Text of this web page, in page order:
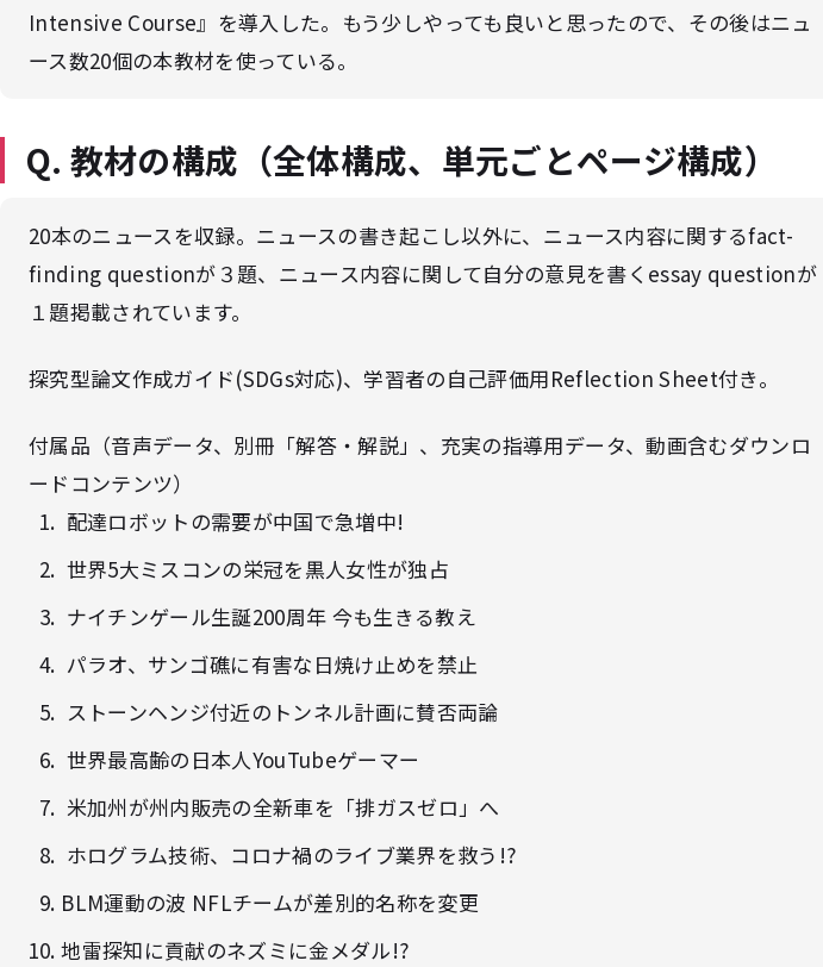
Intensive Course』を導入した。もう少しやっても良いと思ったので、その後はニュ
ース数20個の本教材を使っている。
Q. 教材の構成（全体構成、単元ごとページ構成）
20本のニュースを収録。ニュースの書き起こし以外に、ニュース内容に関するfact-
finding questionが３題、ニュース内容に関して自分の意見を書くessay questionが
１題掲載されています。
探究型論文作成ガイド(SDGs対応)、学習者の自己評価用Reflection Sheet付き。
付属品（音声データ、別冊「解答・解説」、充実の指導用データ、動画含むダウンロ
ードコンテンツ）
配達ロボットの需要が中国で急増中!
世界5大ミスコンの栄冠を黒人女性が独占
ナイチンゲール生誕200周年 今も生きる教え
パラオ、サンゴ礁に有害な日焼け止めを禁止
ストーンヘンジ付近のトンネル計画に賛否両論
世界最高齢の日本人YouTubeゲーマー
米加州が州内販売の全新車を「排ガスゼロ」へ
ホログラム技術、コロナ禍のライブ業界を救う!?
BLM運動の波 NFLチームが差別的名称を変更
地雷探知に貢献のネズミに金メダル!?